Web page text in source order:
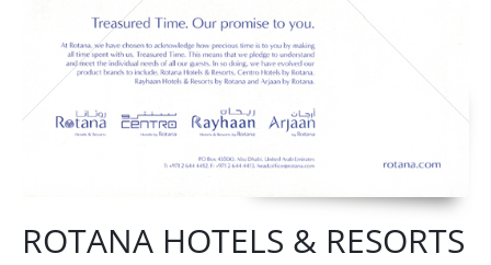
ROTANA HOTELS & RESORTS